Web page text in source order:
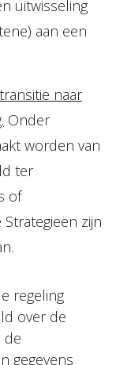
uitwisseling
aan een
naar
Onder
worden van
ter
of
zijn
regeling
over de
de
gegevens